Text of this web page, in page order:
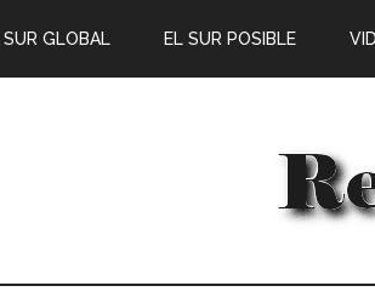
SUR GLOBAL EL SUR POSIBLE